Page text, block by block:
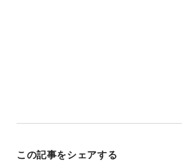
この記事をシェアする